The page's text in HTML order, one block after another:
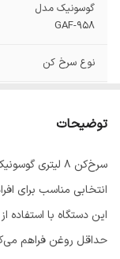
گوسونیک مدل
GAF-958
نوع سرخ کن
طول سیم
رنگ
توضیحات
انتخابی مناسب برای
این دستگاه با استفاده
حداقل روغن فراهم